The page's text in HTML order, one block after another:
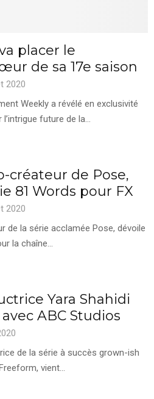
placer le
de sa 17e saison
2020
Weekly a révélé en exclusivité
future de la...
créateur de Pose,
81 Words pour FX
2020
de la série acclamée Pose, dévoile
la chaîne...
Yara Shahidi
ABC Studios
de la série à succès grown-ish
vient...